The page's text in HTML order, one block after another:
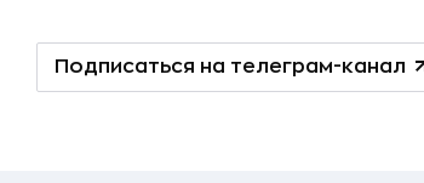
Подписаться на телеграм-канал